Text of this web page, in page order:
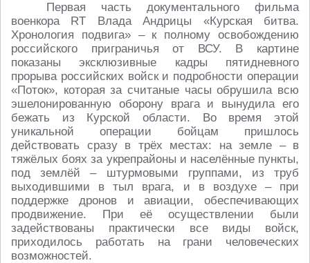
Первая часть документального фильма
военкора RT Влада Андрицы «Курская битва.
Хронология подвига» – к полному освобождению
российского приграничья от ВСУ. В картине
показаны эксклюзивные кадры пятидневного
прорыва российских войск и подробности операции
«Поток», которая за считаные часы обрушила всю
эшелонированную оборону врага и вынудила его
бежать из Курской области. Во время этой
уникальной операции бойцам пришлось
действовать сразу в трёх местах: на земле – в
тяжёлых боях за укрепрайоны и населённые пункты,
под землёй – штурмовыми группами, из труб
выходившими в тыл врага, и в воздухе – при
поддержке дронов и авиации, обеспечивающих
продвижение. При её осуществлении были
задействованы практически все виды войск,
приходилось работать на грани человеческих
возможностей.